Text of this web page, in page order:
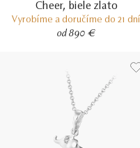
Cheer, biele zlato
Vyrobíme a doručíme do 21 dní
od 890 €